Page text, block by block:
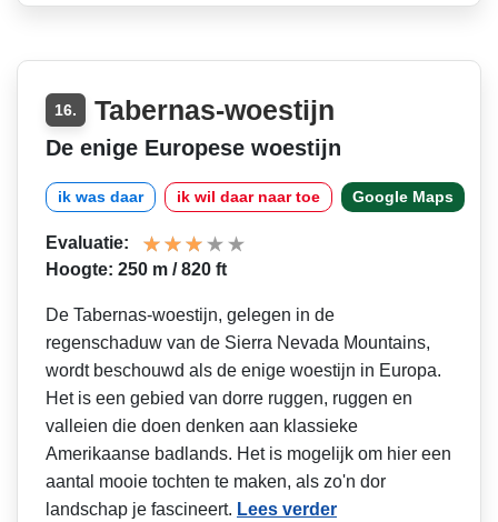
16. Tabernas-woestijn
De enige Europese woestijn
ik was daar ik wil daar naar toe Google Maps
Evaluatie:
Hoogte: 250 m / 820 ft
De Tabernas-woestijn, gelegen in de
regenschaduw van de Sierra Nevada Mountains,
wordt beschouwd als de enige woestijn in Europa.
Het is een gebied van dorre ruggen, ruggen en
valleien die doen denken aan klassieke
Amerikaanse badlands. Het is mogelijk om hier een
aantal mooie tochten te maken, als zo'n dor
landschap je fascineert. Lees verder